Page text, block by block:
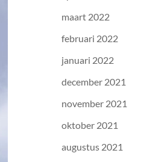
maart 2022
februari 2022
januari 2022
december 2021
november 2021
oktober 2021
augustus 2021